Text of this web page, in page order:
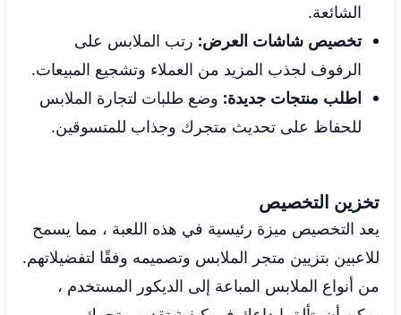
الشائعة.
تخصيص شاشات العرض: رتب الملابس على
الرفوف لجذب المزيد من العملاء وتشجيع المبيعات.
اطلب منتجات جديدة: وضع طلبات لتجارة الملابس
للحفاظ على تحديث متجرك وجذاب للمتسوقين.
تخزين التخصيص
يعد التخصيص ميزة رئيسية في هذه اللعبة ، مما يسمح
للاعبين بتزيين متجر الملابس وتصميمه وفقًا لتفضيلاتهم.
من أنواع الملابس المباعة إلى الديكور المستخدم ،